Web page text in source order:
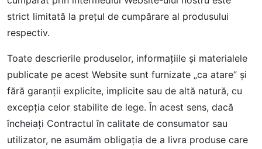
strict limitată la preţul de cumpărare al produsului
respectiv.
Toate descrierile produselor, informaţiile şi materialele
publicate pe acest Website sunt furnizate „ca atare” şi
fără garanţii explicite, implicite sau de altă natură, cu
excepţia celor stabilite de lege. În acest sens, dacă
încheiaţi Contractul în calitate de consumator sau
utilizator, ne asumăm obligaţia de a livra produse care